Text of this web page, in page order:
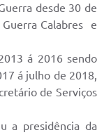
desde 30 de
Calabres e
á 2016 sendo
á julho de 2018,
de Serviços
a presidência da